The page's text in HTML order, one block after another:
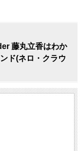
藤丸立香はわか
ド(ネロ・クラウ